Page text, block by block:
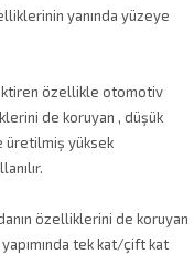
yanında yüzeye
özellikle otomotiv
de koruyan , düşük
üretilmiş yüksek
özelliklerini de koruyan
tek kat/çift kat